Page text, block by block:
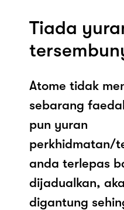
Tiada
Atome tidak
sebarang
pun yuran
perkhidmatan/
anda terlepas
dijadualkan,
digantung